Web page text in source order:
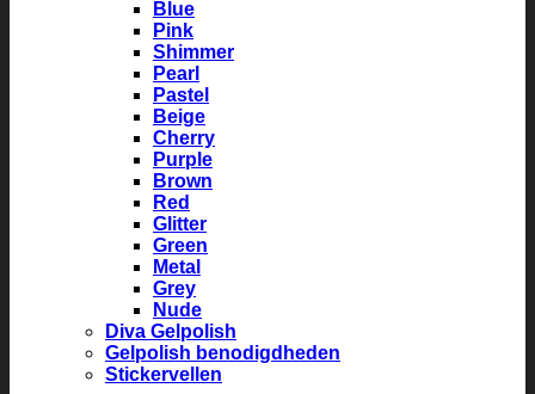
Blue
Pink
Shimmer
Pearl
Pastel
Beige
Cherry
Purple
Brown
Red
Glitter
Green
Metal
Grey
Nude
Diva Gelpolish
Gelpolish benodigdheden
Stickervellen